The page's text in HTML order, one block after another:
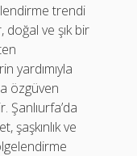
trendi
doğal ve şık bir
yardımıyla
özgüven
Şanlıurfa’da
şaşkınlık ve